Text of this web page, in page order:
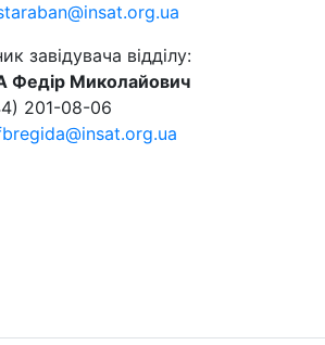
завідувача відділу:
Федір Миколайович
201-08-06